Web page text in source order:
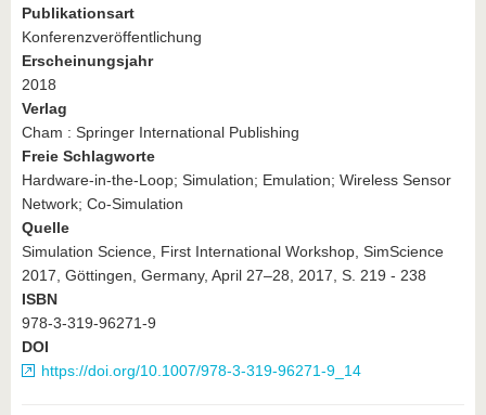
Publikationsart
Konferenzveröffentlichung
Erscheinungsjahr
2018
Verlag
Cham : Springer International Publishing
Freie Schlagworte
Hardware-in-the-Loop; Simulation; Emulation; Wireless Sensor
Network; Co-Simulation
Quelle
Simulation Science, First International Workshop, SimScience
2017, Göttingen, Germany, April 27–28, 2017, S. 219 - 238
ISBN
978-3-319-96271-9
DOI
https://doi.org/10.1007/978-3-319-96271-9_14